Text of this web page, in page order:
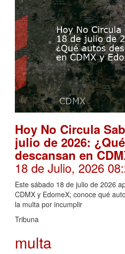
Hoy No Circula
julio de 2026:
descansan en
18 de Julio, 2026
Este sábado 18 de julio de 2026
CDMX y EdomeX; conoce qué
la multa por incumplir
Tribuna
multa